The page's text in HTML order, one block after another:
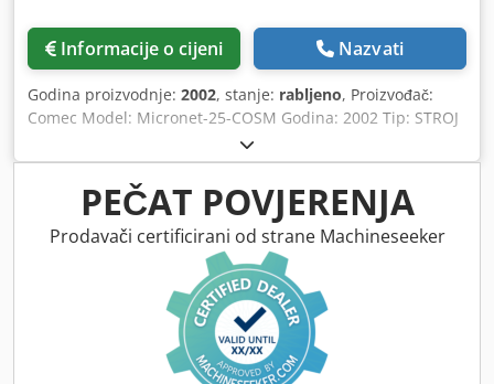
Informacije o cijeni Nazvati
Godina proizvodnje: 2002, stanje: rabljeno, Proizvođač:
Comec Model: Micronet-25-COSM Godina: 2002 Tip: STROJ
ZA DISPERZIJU I MLJEVENJE Korisni volumen: 3 - 22 L
Csdpox R Dgpefx An Terf Snaga motora: 4 kW Materijal:
nehrđajući čelik Električni ormar s frekventnim
regulatorom. Timer radnog ciklusa za automatsko
zaustavljanje. Dvostruki plašt Gornje punjenje tekućina
Disperzija deflokulirajućom turbinom + mljevenje pijeskom
Kontinuirana recirkulacija između gornje košare za
disperziju i donje komore za mljevenje dok se ne postigne
željena finoća. Kozmetičke primjene: Posebno prikladno za
stabilnu disperziju ulja u vodi, dodavanje pigmenata i
ljepila te miješanje boja u proizvodima kao što su lakovi za
PEČAT POVJERENJA
Prodavači certificirani od strane Machineseeker